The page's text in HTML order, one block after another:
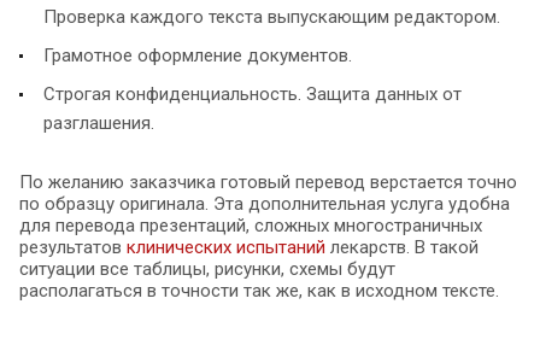
Проверка каждого текста выпускающим редактором.
Грамотное оформление документов.
Строгая конфиденциальность. Защита данных от
разглашения.
По желанию заказчика готовый перевод верстается точно
по образцу оригинала. Эта дополнительная услуга удобна
для перевода презентаций, сложных многостраничных
результатов клинических испытаний лекарств. В такой
ситуации все таблицы, рисунки, схемы будут
располагаться в точности так же, как в исходном тексте.